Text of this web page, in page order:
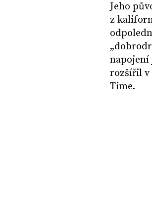
Jeho
z
napojení
rozšířil v
Time.